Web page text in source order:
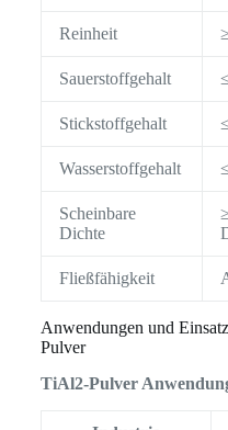
Reinheit
Sauerstoffgehalt
Stickstoffgehalt
Wasserstoffgehalt
Scheinbare
Dichte
Fließfähigkeit
Anwendungen und
Pulver
TiAl2-Pulver